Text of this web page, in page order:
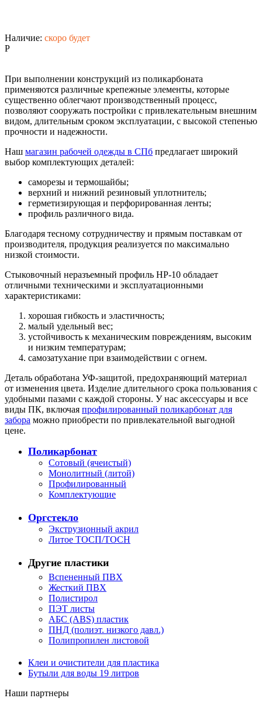
Наличие: скоро будет
P
При выполнении конструкций из поликарбоната
применяются различные крепежные элементы, которые
существенно облегчают производственный процесс,
позволяют сооружать постройки с привлекательным внешним
видом, длительным сроком эксплуатации, с высокой степенью
прочности и надежности.
Наш магазин рабочей одежды в СПб предлагает широкий
выбор комплектующих деталей:
саморезы и термошайбы;
верхний и нижний резиновый уплотнитель;
герметизирующая и перфорированная ленты;
профиль различного вида.
Благодаря тесному сотрудничеству и прямым поставкам от
производителя, продукция реализуется по максимально
низкой стоимости.
Стыковочный неразъемный профиль HP-10 обладает
отличными техническими и эксплуатационными
характеристиками:
хорошая гибкость и эластичность;
малый удельный вес;
устойчивость к механическим повреждениям, высоким
и низким температурам;
самозатухание при взаимодействии с огнем.
Деталь обработана УФ-защитой, предохраняющий материал
от изменения цвета. Изделие длительного срока пользования с
удобными пазами с каждой стороны. У нас аксессуары и все
виды ПК, включая профилированный поликарбонат для
забора можно приобрести по привлекательной выгодной
цене.
Поликарбонат
Сотовый (ячеистый)
Монолитный (литой)
Профилированный
Комплектующие
Оргстекло
Экструзионный акрил
Литое ТОСП/ТОСН
Другие пластики
Вспененный ПВХ
Жесткий ПВХ
Полистирол
ПЭТ листы
АБС (ABS) пластик
ПНД (полиэт. низкого давл.)
Полипропилен листовой
Клеи и очистители для пластика
Бутыли для воды 19 литров
Наши партнеры